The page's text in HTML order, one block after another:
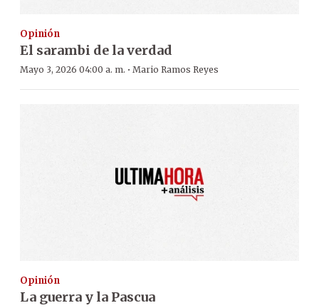
Opinión
El sarambi de la verdad
Mayo 3, 2026 04:00 a. m. · Mario Ramos Reyes
Opinión
La guerra y la Pascua